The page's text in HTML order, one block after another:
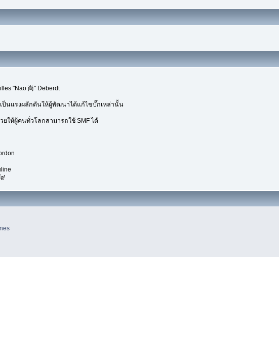
"Nao 尚" Deberdt
นแรงผลักดันให้ผู้พัฒนาได้แก้ไขบั๊กเหล่านั้น
ห้ผู้คนทั่วโลกสามารถใช้ SMF ได้
!